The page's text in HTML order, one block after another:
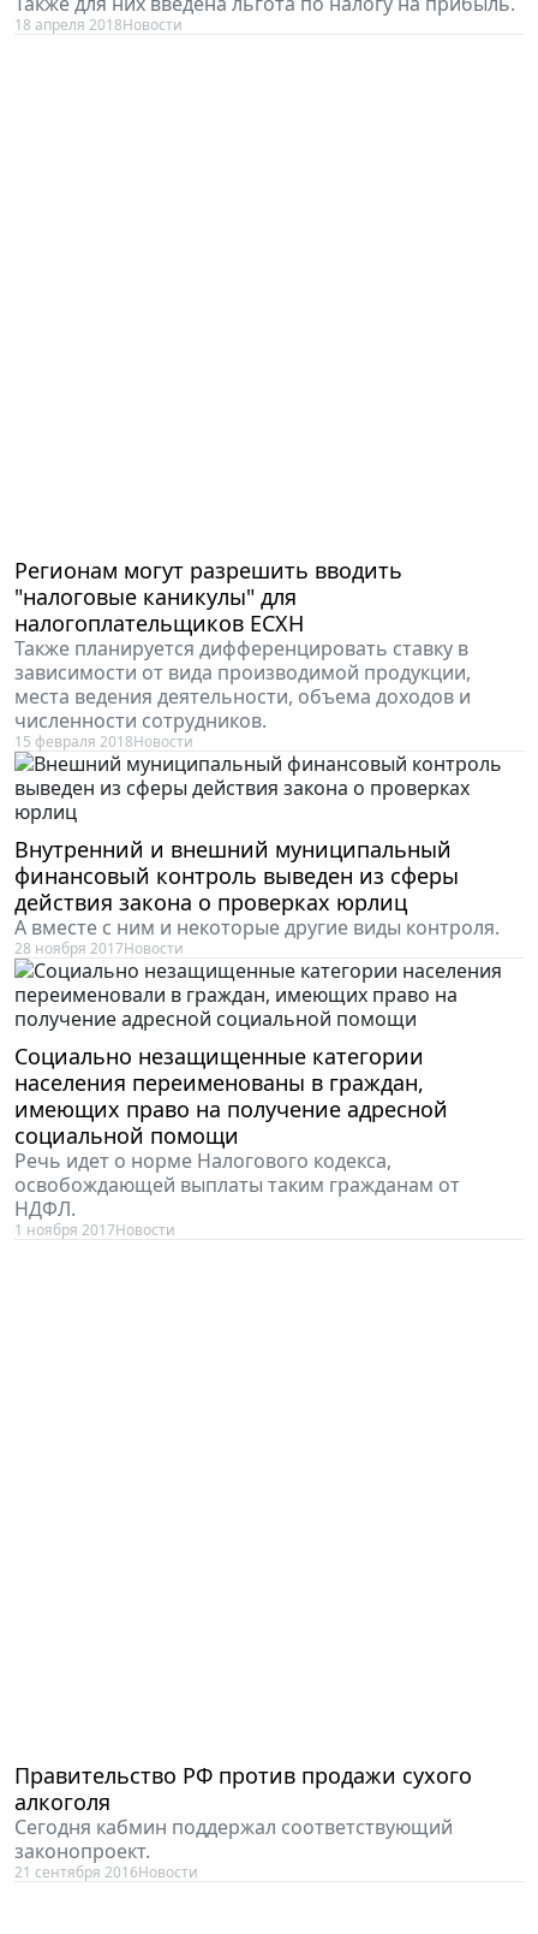
18 апреля 2018Новости
Регионам могут разрешить вводить
"налоговые каникулы" для
налогоплательщиков ЕСХН
Также планируется дифференцировать ставку в
зависимости от вида производимой продукции,
места ведения деятельности, объема доходов и
численности сотрудников.
15 февраля 2018Новости
Внутренний и внешний муниципальный
финансовый контроль выведен из сферы
действия закона о проверках юрлиц
А вместе с ним и некоторые другие виды контроля.
28 ноября 2017Новости
Социально незащищенные категории
населения переименованы в граждан,
имеющих право на получение адресной
социальной помощи
Речь идет о норме Налогового кодекса,
освобождающей выплаты таким гражданам от
НДФЛ.
1 ноября 2017Новости
Правительство РФ против продажи сухого
алкоголя
Сегодня кабмин поддержал соответствующий
законопроект.
21 сентября 2016Новости